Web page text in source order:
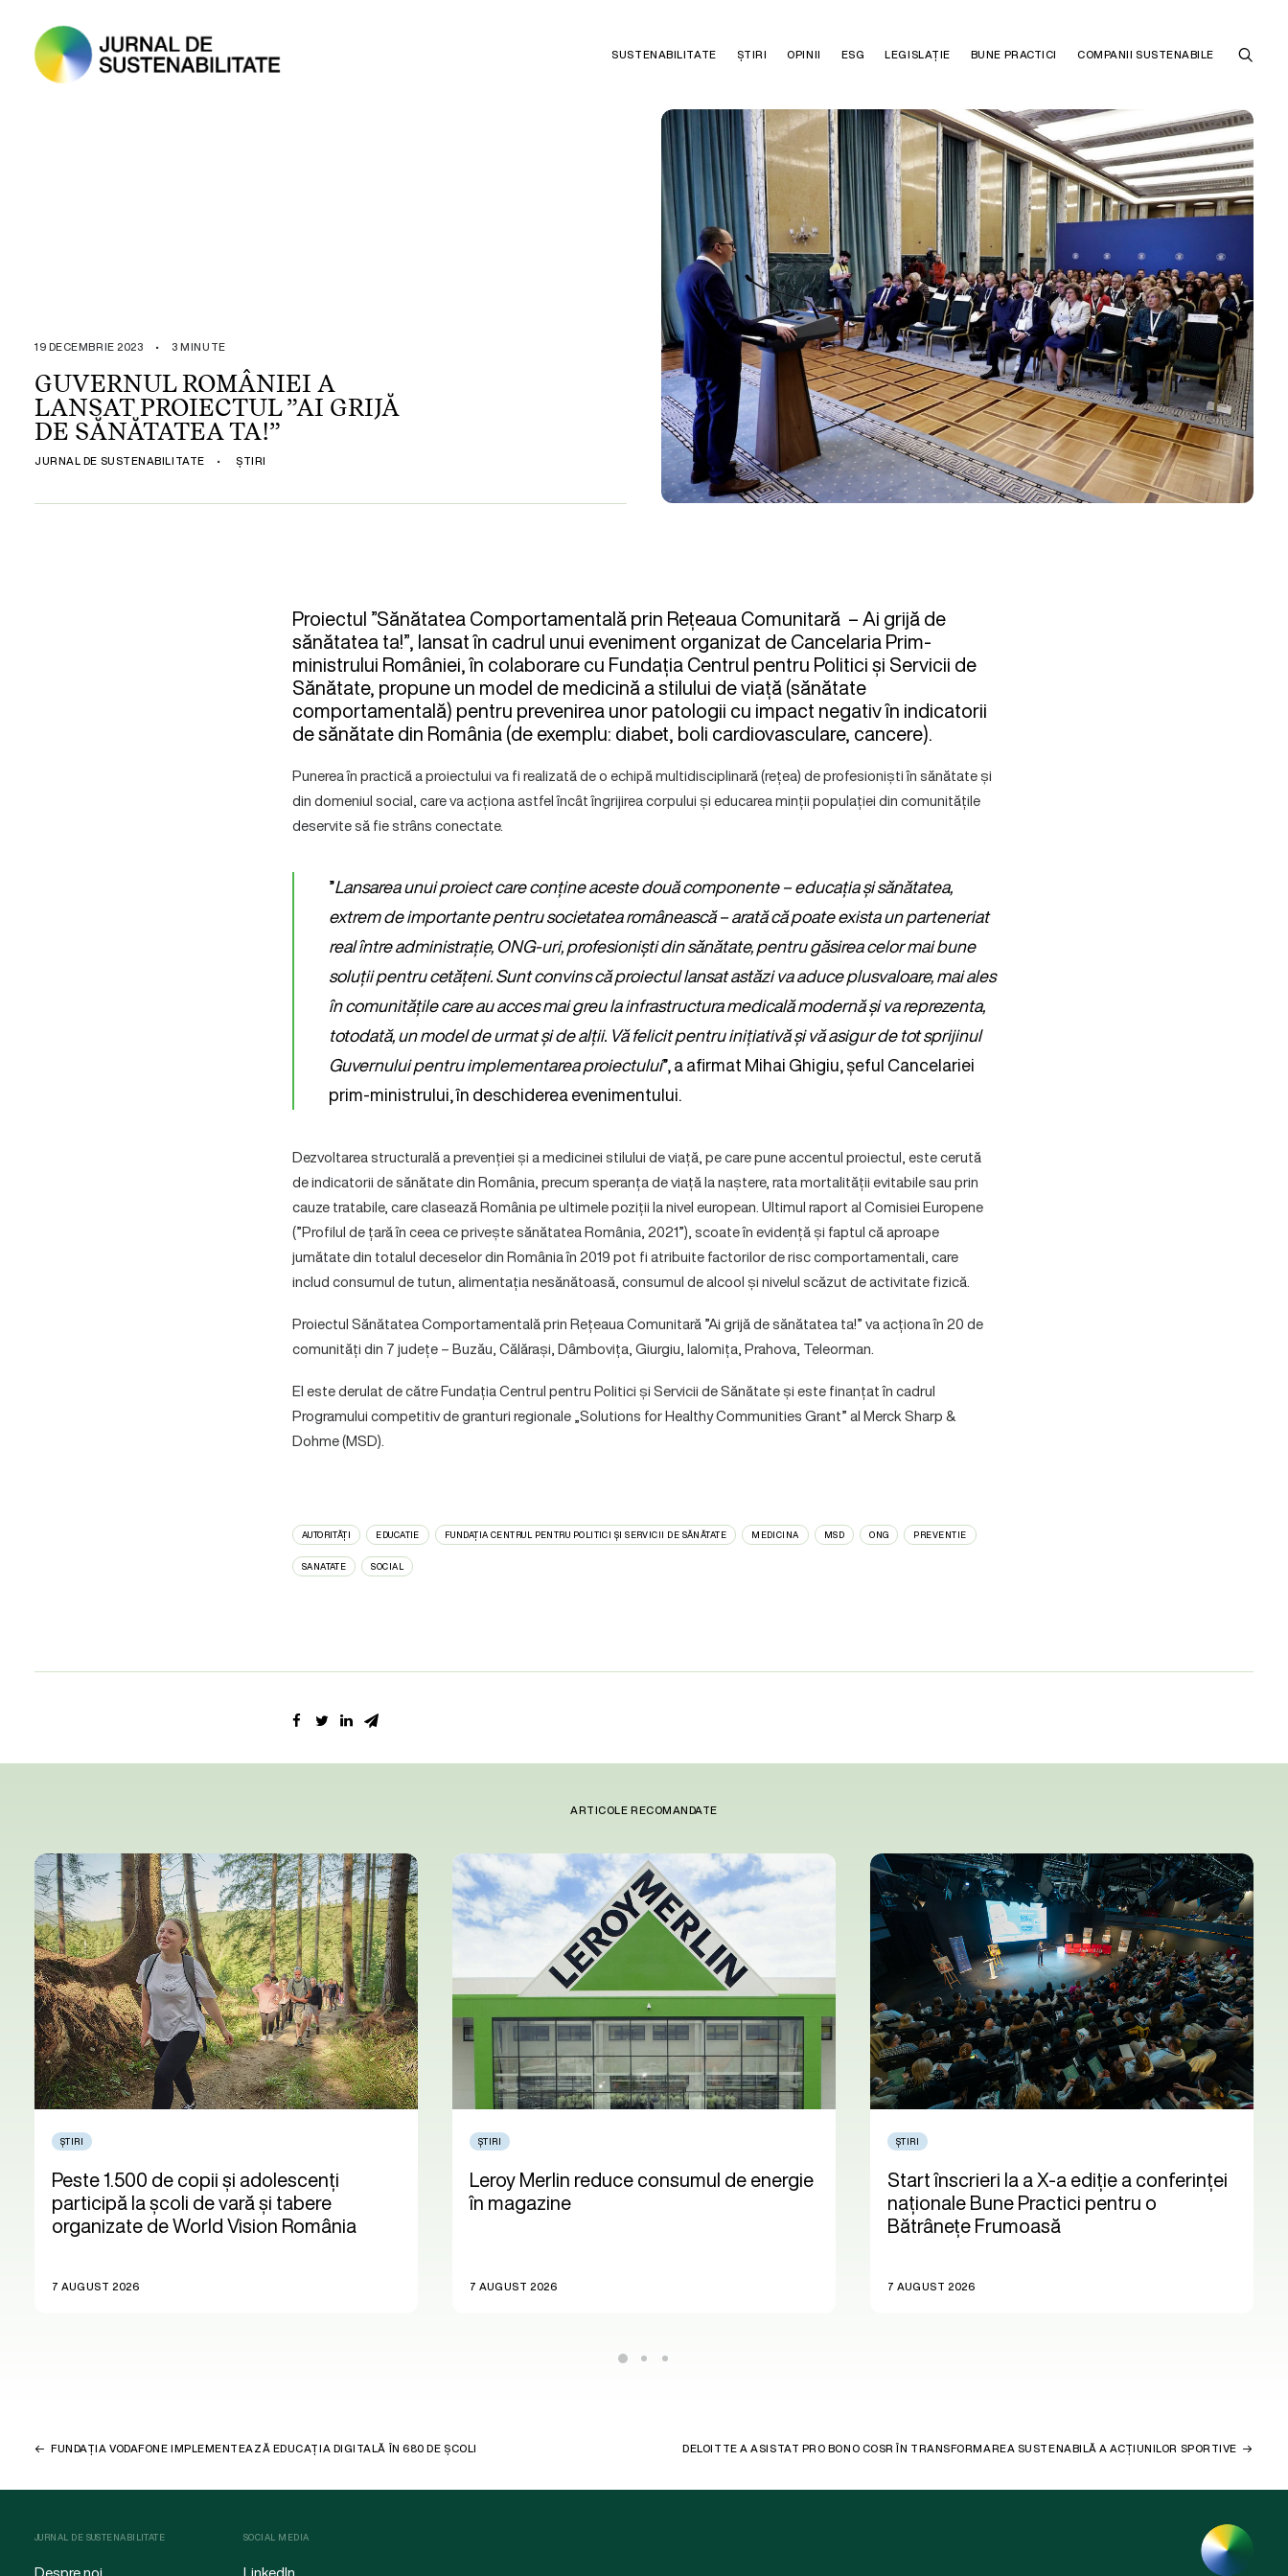
SUSTENABILITATE ȘTIRI OPINII ESG LEGISLAȚIE BUNE PRACTICI COMPANII SUSTENABILE
19 DECEMBRIE 2023 • 3 MINUTE
GUVERNUL ROMÂNIEI A
LANSAT PROIECTUL ”AI GRIJĂ
DE SĂNĂTATEA TA!”
JURNAL DE SUSTENABILITATE • ȘTIRI
Proiectul ”Sănătatea Comportamentală prin Rețeaua Comunitară – Ai grijă de
sănătatea ta!”, lansat în cadrul unui eveniment organizat de Cancelaria Prim-
ministrului României, în colaborare cu Fundația Centrul pentru Politici și Servicii de
Sănătate, propune un model de medicină a stilului de viață (sănătate
comportamentală) pentru prevenirea unor patologii cu impact negativ în indicatorii
de sănătate din România (de exemplu: diabet, boli cardiovasculare, cancere).
Punerea în practică a proiectului va fi realizată de o echipă multidisciplinară (rețea) de profesioniști în sănătate și
din domeniul social, care va acționa astfel încât îngrijirea corpului și educarea minții populației din comunitățile
deservite să fie strâns conectate.
”Lansarea unui proiect care conține aceste două componente – educația și sănătatea,
extrem de importante pentru societatea românească – arată că poate exista un parteneriat
real între administrație, ONG-uri, profesioniști din sănătate, pentru găsirea celor mai bune
soluții pentru cetățeni. Sunt convins că proiectul lansat astăzi va aduce plusvaloare, mai ales
în comunitățile care au acces mai greu la infrastructura medicală modernă și va reprezenta,
totodată, un model de urmat și de alții. Vă felicit pentru inițiativă și vă asigur de tot sprijinul
Guvernului pentru implementarea proiectului”, a afirmat Mihai Ghigiu, șeful Cancelariei
prim-ministrului, în deschiderea evenimentului.
Dezvoltarea structurală a prevenției și a medicinei stilului de viață, pe care pune accentul proiectul, este cerută
de indicatorii de sănătate din România, precum speranța de viață la naștere, rata mortalității evitabile sau prin
cauze tratabile, care clasează România pe ultimele poziții la nivel european. Ultimul raport al Comisiei Europene
(”Profilul de țară în ceea ce privește sănătatea România, 2021”), scoate în evidență și faptul că aproape
jumătate din totalul deceselor din România în 2019 pot fi atribuite factorilor de risc comportamentali, care
includ consumul de tutun, alimentația nesănătoasă, consumul de alcool și nivelul scăzut de activitate fizică.
Proiectul Sănătatea Comportamentală prin Rețeaua Comunitară ”Ai grijă de sănătatea ta!” va acționa în 20 de
comunități din 7 județe – Buzău, Călărași, Dâmbovița, Giurgiu, Ialomița, Prahova, Teleorman.
El este derulat de către Fundația Centrul pentru Politici și Servicii de Sănătate și este finanțat în cadrul
Programului competitiv de granturi regionale „Solutions for Healthy Communities Grant” al Merck Sharp &
Dohme (MSD).
AUTORITĂȚI EDUCATIE FUNDAȚIA CENTRUL PENTRU POLITICI ȘI SERVICII DE SĂNĂTATE MEDICINA MSD ONG PREVENTIE
SANATATE SOCIAL
ARTICOLE RECOMANDATE
ȘTIRI
Peste 1.500 de copii și adolescenți
participă la școli de vară și tabere
organizate de World Vision România
7 AUGUST 2026
ȘTIRI
Leroy Merlin reduce consumul de energie
în magazine
7 AUGUST 2026
ȘTIRI
Start înscrieri la a X-a ediție a conferinței
naționale Bune Practici pentru o
Bătrânețe Frumoasă
7 AUGUST 2026
FUNDAȚIA VODAFONE IMPLEMENTEAZĂ EDUCAȚIA DIGITALĂ ÎN 680 DE ȘCOLI DELOITTE A ASISTAT PRO BONO COSR ÎN TRANSFORMAREA SUSTENABILĂ A ACȚIUNILOR SPORTIVE
JURNAL DE SUSTENABILITATE SOCIAL MEDIA